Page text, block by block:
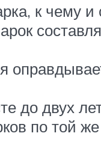
к чему и
до двух
по той